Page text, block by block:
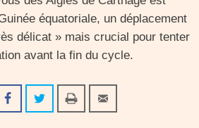
équatoriale, un déplacement
délicat » mais crucial pour tenter
avant la fin du cycle.